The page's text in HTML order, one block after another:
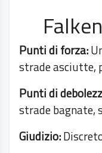
Punti di forza:
strade asciutte,
Punti di
strade bagnate,
Giudizio: